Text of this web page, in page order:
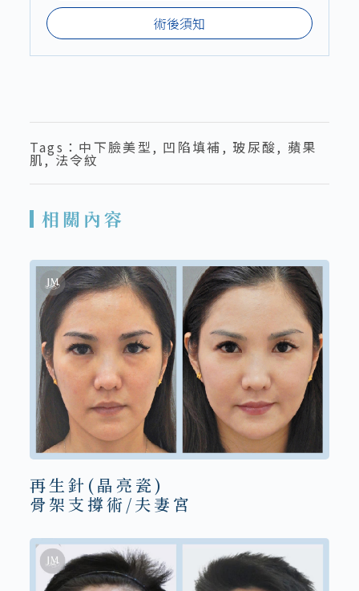
術後須知
Tags： 中下臉美型 , 凹陷填補, 玻尿酸, 蘋果
肌,法令紋
相關內容
再生針(晶亮瓷)
骨架支撐術/夫妻宮